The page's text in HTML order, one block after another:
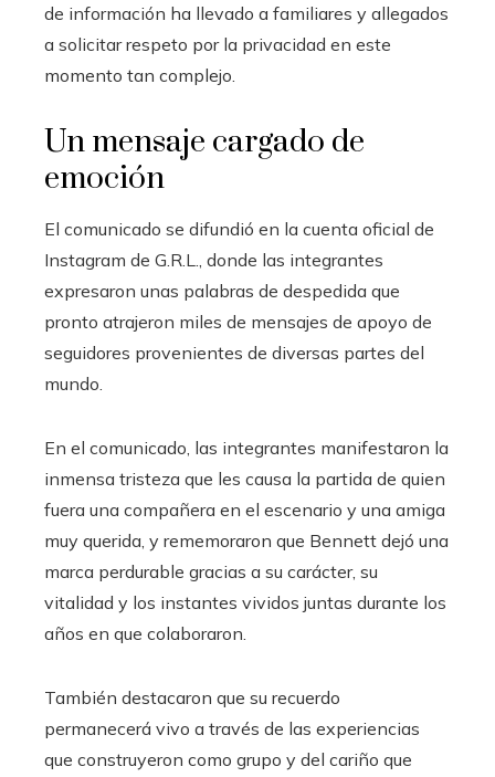
de información ha llevado a familiares y allegados
a solicitar respeto por la privacidad en este
momento tan complejo.
Un mensaje cargado de
emoción
El comunicado se difundió en la cuenta oficial de
Instagram de G.R.L., donde las integrantes
expresaron unas palabras de despedida que
pronto atrajeron miles de mensajes de apoyo de
seguidores provenientes de diversas partes del
mundo.
En el comunicado, las integrantes manifestaron la
inmensa tristeza que les causa la partida de quien
fuera una compañera en el escenario y una amiga
muy querida, y rememoraron que Bennett dejó una
marca perdurable gracias a su carácter, su
vitalidad y los instantes vividos juntas durante los
años en que colaboraron.
También destacaron que su recuerdo
permanecerá vivo a través de las experiencias
que construyeron como grupo y del cariño que